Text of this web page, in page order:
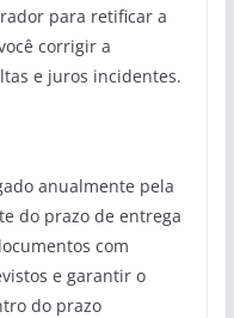
para retificar a
corrigir a
e juros incidentes.
anualmente pela
do prazo de entrega
com
e garantir o
do prazo